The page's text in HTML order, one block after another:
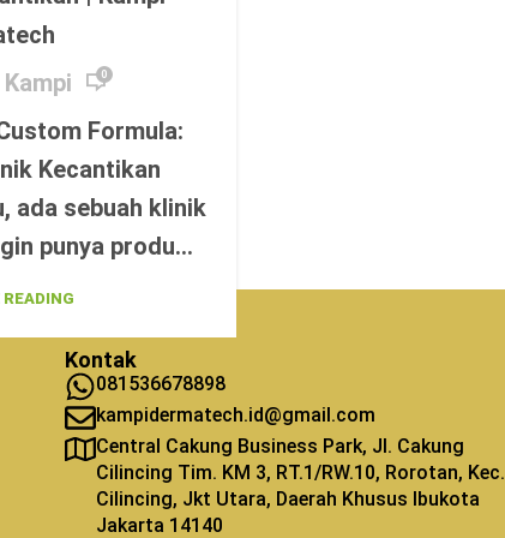
0
Formula:
Kecantikan
ada sebuah klinik
punya produ...
Kontak
081536678898
kampidermatech.id@gmail.com
Central Cakung Business Park, Jl. Cakung
Cilincing Tim. KM 3, RT.1/RW.10, Rorotan, Kec.
Cilincing, Jkt Utara, Daerah Khusus Ibukota
Jakarta 14140